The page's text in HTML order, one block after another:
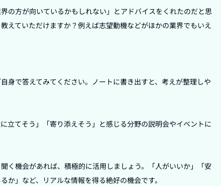
の方が向いているかもしれない」とアドバイスをくれたのだと思
えていただけますか？例えば志望動機などがほかの業界でもいえ
身で答えてみてください。ノートに書き出すと、考えが整理しや
立てそう」「寄り添えそう」と感じる分野の説明会やイベントに
く機会があれば、積極的に活用しましょう。「人がいいか」「安
か」など、リアルな情報を得る絶好の機会です。